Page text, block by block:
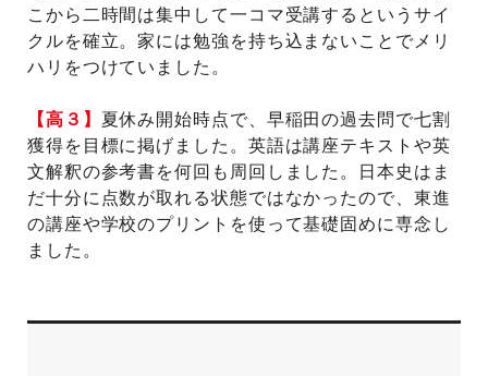
こから二時間は集中して一コマ受講するというサイ
クルを確立。家には勉強を持ち込まないことでメリ
ハリをつけていました。
【高３】 夏休み開始時点で、早稲田の過去問で七割
獲得を目標に掲げました。英語は講座テキストや英
文解釈の参考書を何回も周回しました。日本史はま
だ十分に点数が取れる状態ではなかったので、東進
の講座や学校のプリントを使って基礎固めに専念し
ました。